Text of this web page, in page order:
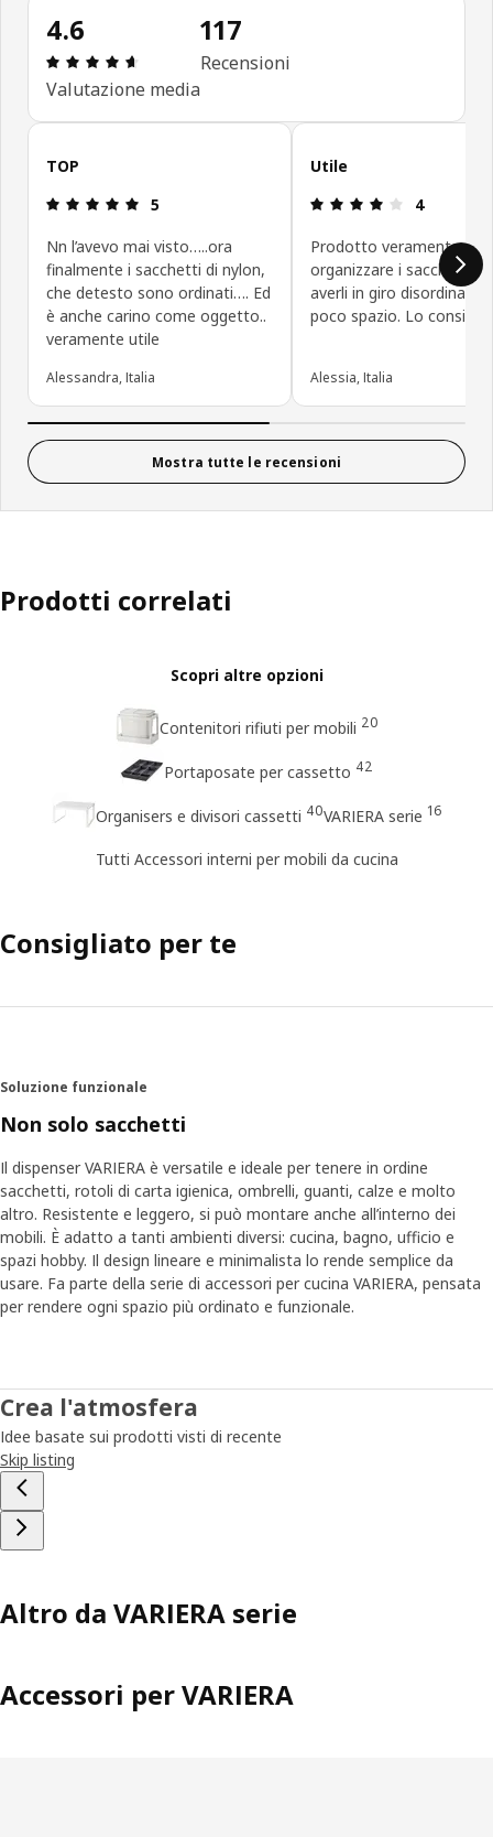
4.6
Recensione: 4.6 di 5 stelle. Recensioni totali: 117
Valutazione media
117
Recensioni
Salta le recensioni
TOP
Recensione: 5 di 5 stelle.
5
Nn l’avevo mai visto…..ora
finalmente i sacchetti di nylon,
che detesto sono ordinati…. Ed
è anche carino come oggetto..
veramente utile
Alessandra, Italia
Utile
4
Prodotto veramente
organizzare i sacchetti e
averli in giro disordinati.
poco spazio. Lo consiglio
Alessia, Italia
Mostra tutte le recensioni
Prodotti correlati
Scopri altre opzioni
Contenitori rifiuti per mobili 20
Portaposate per cassetto 42
Organisers e divisori cassetti 40VARIERA serie 16
Tutti Accessori interni per mobili da cucina
Consigliato per te
Soluzione funzionale
Non solo sacchetti
Il dispenser VARIERA è versatile e ideale per tenere in ordine
sacchetti, rotoli di carta igienica, ombrelli, guanti, calze e molto
altro. Resistente e leggero, si può montare anche all’interno dei
mobili. È adatto a tanti ambienti diversi: cucina, bagno, ufficio e
spazi hobby. Il design lineare e minimalista lo rende semplice da
usare. Fa parte della serie di accessori per cucina VARIERA, pensata
per rendere ogni spazio più ordinato e funzionale.
Crea l'atmosfera
Idee basate sui prodotti visti di recente
Skip listing
Altro da VARIERA serie
Accessori per VARIERA